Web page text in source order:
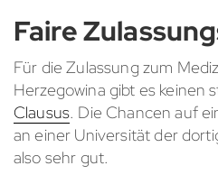
Faire
Für die Zulassung zum
Herzegowina gibt es keinen
Clausus. Die Chancen auf
an einer Universität der
also sehr gut.